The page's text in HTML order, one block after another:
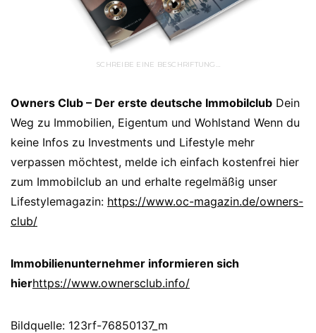
SCHREIBE EINE BESCHRIFTUNG…
Owners Club – Der erste deutsche Immobilclub Dein
Weg zu Immobilien, Eigentum und Wohlstand Wenn du
keine Infos zu Investments und Lifestyle mehr
verpassen möchtest, melde ich einfach kostenfrei hier
zum Immobilclub an und erhalte regelmäßig unser
Lifestylemagazin: https://www.oc-magazin.de/owners-
club/
Immobilienunternehmer informieren sich
hierhttps://www.ownersclub.info/
Bildquelle: 123rf-76850137_m